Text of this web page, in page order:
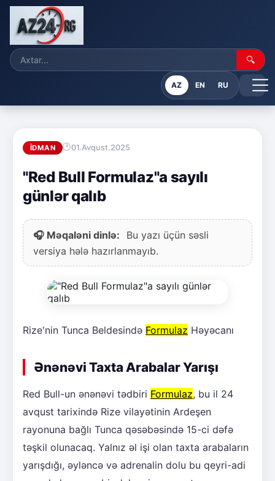
🔍
AZ EN RU
İDMAN 01.Avqust.2025
"Red Bull Formulaz"a sayılı
günlər qalıb
🎧 Məqaləni dinlə:
Bu yazı üçün səsli
versiya hələ hazırlanmayıb.
Rize'nin Tunca Beldesində Formulaz Həyəcanı
Ənənəvi Taxta Arabalar Yarışı
Red Bull-un ənənəvi tədbiri Formulaz, bu il 24
avqust tarixində Rize vilayətinin Ardeşen
rayonuna bağlı Tunca qəsəbəsində 15-ci dəfə
təşkil olunacaq. Yalnız əl işi olan taxta arabaların
yarışdığı, əyləncə və adrenalin dolu bu qeyri-adi